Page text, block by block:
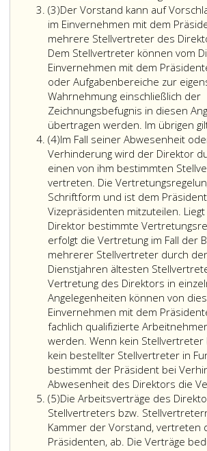
(3)Absatz
3
Der Vorstand kann auf
im Einvernehmen mit dem
mehrere Stellvertreter des
Dem Stellvertreter können vom
Einvernehmen mit dem
oder Aufgabenbereiche zur
Wahrnehmung einschließlich der
Zeichnungsbefugnis in diesen
übertragen werden. Im übrigen
(4)Absatz
4
Im Fall seiner Abwesenheit
Verhinderung wird der Direktor
einen von ihm bestimmten
vertreten. Die
Schriftform und ist dem
Vizepräsidenten mitzuteilen.
Direktor bestimmte
erfolgt die Vertretung im Fall der
mehrerer Stellvertreter durch
Dienstjahren ältesten
Vertretung des Direktors in
Angelegenheiten können von
Einvernehmen mit dem
fachlich qualifizierte
werden. Wenn kein
kein bestellter Stellvertreter in
bestimmt der Präsident bei
Abwesenheit des Direktors die
(5)Absatz
5
Die Arbeitsverträge des
Stellvertreters bzw.
Kammer der Vorstand, vertreten
Präsidenten, ab. Die Verträge